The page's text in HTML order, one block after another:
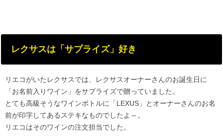
レクサスは「サプライズ」好き
リエコがいたレクサスでは、レクサスオーナーさんのお誕生日に
「お名前入りワイン」をサプライズで贈っていました。
とても高級そうなワインボトルに「LEXUS」とオーナーさんのお名
前が印字してあるステキなものでしたよ～。
リエコはそのワインの注文担当でした。